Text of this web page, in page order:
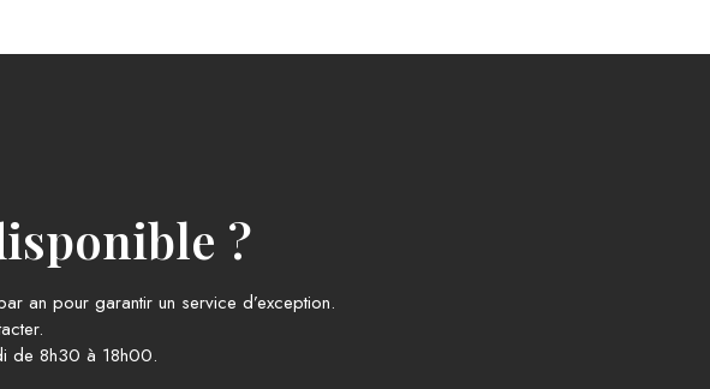
?
an pour garantir un service d’exception.
de 8h30 à 18h00.